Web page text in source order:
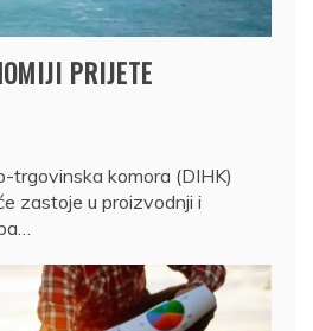
PRIJETE
trgovinska komora (DIHK)
zastoje u proizvodnji i